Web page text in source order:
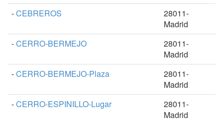
-CEBREROS
28011-
Madrid
-CERRO-BERMEJO
28011-
Madrid
-CERRO-BERMEJO-Plaza
28011-
Madrid
-CERRO-ESPINILLO-Lugar
28011-
Madrid